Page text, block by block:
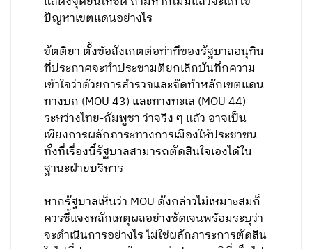
ปัญหาเขตแดนอย่างไร
ขัตติยา ตั้งข้อสังเกตต่อท่าทีของรัฐบาลอนุทิน
ที่ประกาศจะทำประชามติยกเลิกบันทึกความ
เข้าใจว่าด้วยการสำรวจและจัดทำหลักเขตแดน
ทางบก (MOU 43) และทางทะเล (MOU 44)
ระหว่างไทย-กัมพูชา ว่าจริง ๆ แล้ว อาจเป็น
เพียงการผลักภาระทางการเมืองให้ประชาชน
ทั้งที่เรื่องนี้รัฐบาลสามารถตัดสินใจเองได้ใน
ฐานะฝ่ายบริหาร
หากรัฐบาลเห็นว่า MOU ดังกล่าวไม่เหมาะสมก็
ควรชี้แจงหลักเหตุผลอย่างชัดเจนพร้อมระบุว่า
จะดำเนินการอย่างไร ไม่ใช่ผลักภาระการตัดสิน